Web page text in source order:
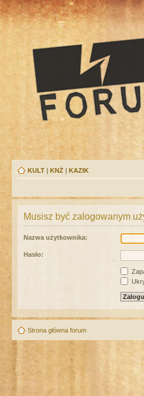
KULT | KNŻ | KAZIK
Musisz być zalogowanym
Nazwa użytkownika:
Hasło:
Strona główna forum